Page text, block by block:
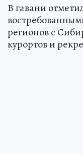
В гавани
регионов с
курортов и